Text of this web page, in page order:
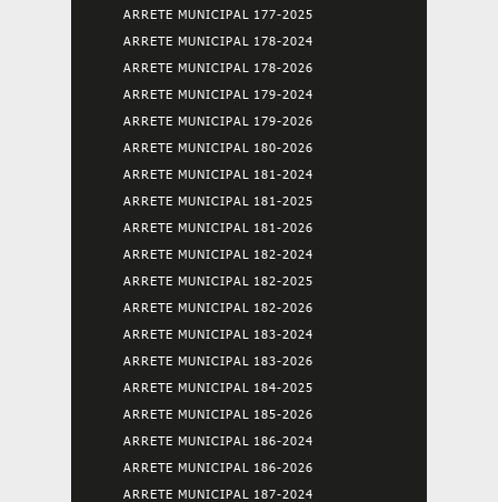
ARRETE MUNICIPAL 177-2025
ARRETE MUNICIPAL 178-2024
ARRETE MUNICIPAL 178-2026
ARRETE MUNICIPAL 179-2024
ARRETE MUNICIPAL 179-2026
ARRETE MUNICIPAL 180-2026
ARRETE MUNICIPAL 181-2024
ARRETE MUNICIPAL 181-2025
ARRETE MUNICIPAL 181-2026
ARRETE MUNICIPAL 182-2024
ARRETE MUNICIPAL 182-2025
ARRETE MUNICIPAL 182-2026
ARRETE MUNICIPAL 183-2024
ARRETE MUNICIPAL 183-2026
ARRETE MUNICIPAL 184-2025
ARRETE MUNICIPAL 185-2026
ARRETE MUNICIPAL 186-2024
ARRETE MUNICIPAL 186-2026
ARRETE MUNICIPAL 187-2024